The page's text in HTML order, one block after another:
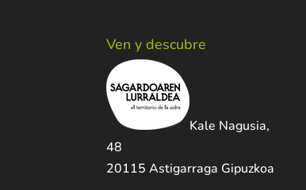
Ven y descubre
Kale Nagusia,
48
20115 Astigarraga Gipuzkoa